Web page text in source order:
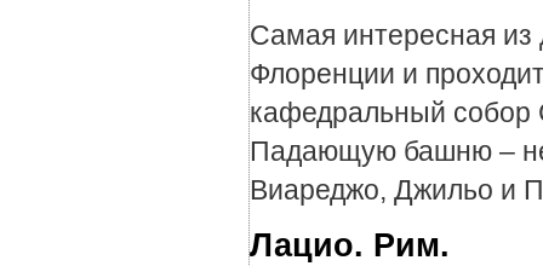
Самая интересная из
Флоренции и
кафедральный
Падающую башню –
Виареджо, Джильо и
Лацио. Рим.